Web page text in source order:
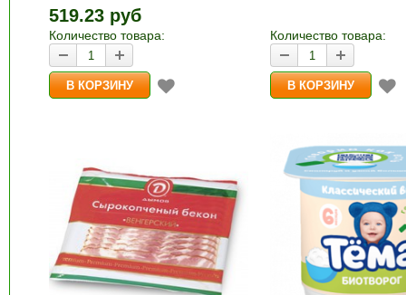
1шт прибавляется кнопками «+»
и «-». Выберите нужное
количество и нажмите «В
корзину»
519.23 руб
Количество товара: Количество товара: